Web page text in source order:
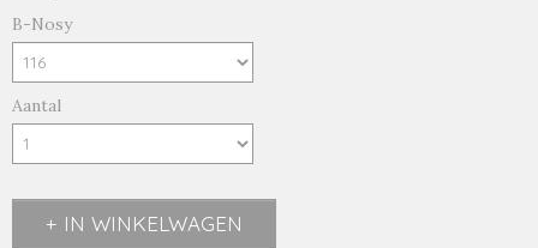
B-Nosy
Aantal
IN WINKELWAGEN